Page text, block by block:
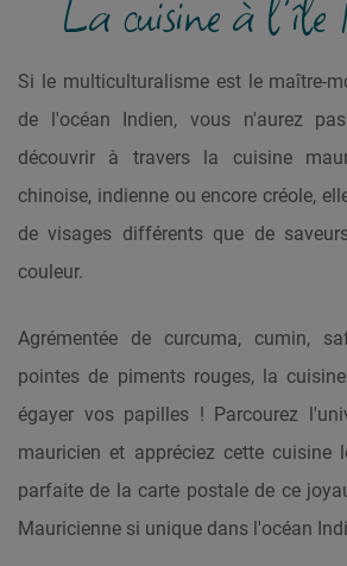
Si le multiculturalisme est le maître-
de l'océan Indien, vous n'aurez
découvrir à travers la cuisine
chinoise, indienne ou encore créole,
de visages différents que de
couleur.
Agrémentée de curcuma, cumin,
pointes de piments rouges, la
égayer vos papilles ! Parcourez
mauricien et appréciez cette cuisine
parfaite de la carte postale de ce
Mauricienne si unique dans l'océan